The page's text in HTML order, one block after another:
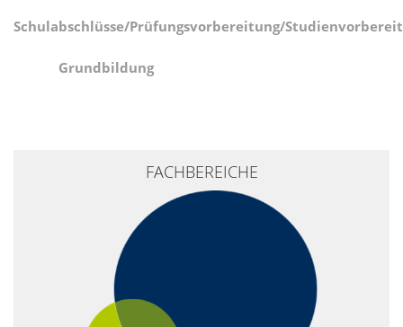
Schulabschlüsse/Prüfungsvorbereitung/
Grundbildung
FACHBEREICHE